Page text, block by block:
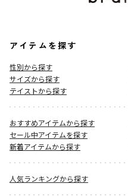
アイテムを探す
性別から探す
サイズから探す
テイストから探す
おすすめアイテムから探す
セール中アイテムを探す
新着アイテムから探す
人気ランキングから探す